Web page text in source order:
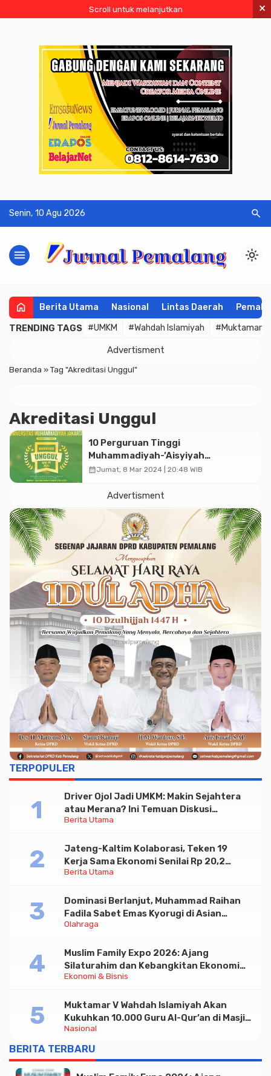
Scroll untuk melanjutkan ×
Senin, 10 Agu 2026 search
menu light_mode
home Berita Utama Nasional Lintas Daerah
TRENDING TAGS #UMKM #Wahdah Islamiyah #Muktamar
Advertisment
Beranda »Tag "Akreditasi Unggul"
Akreditasi Unggul
10 Perguruan Tinggi
Muhammadiyah-’Aisyiyah
Memperoleh Akreditasi Unggul, Ini
calendar_monthJumat, 8 Mar 2024 | 20:48 WIB
Advertisment
TERPOPULER
Berita Utama
Driver Ojol Jadi UMKM: Makin Sejahtera
atau Merana? Ini Temuan Diskusi
Paramadina
Berita Utama
Jateng-Kaltim Kolaborasi, Teken 19
Kerja Sama Ekonomi Senilai Rp 20,2
Triliun
Olahraga
Dominasi Berlanjut, Muhammad Raihan
Fadila Sabet Emas Kyorugi di Asian
Taekwondo Indonesia Open 2026
Ekonomi & Bisnis
Muslim Family Expo 2026: Ajang
Silaturahim dan Kebangkitan Ekonomi
Halal di Jakarta
Nasional
Muktamar V Wahdah Islamiyah Akan
Kukuhkan 10.000 Guru Al-Qur’an di Masjid
Istiqlal
BERITA TERBARU